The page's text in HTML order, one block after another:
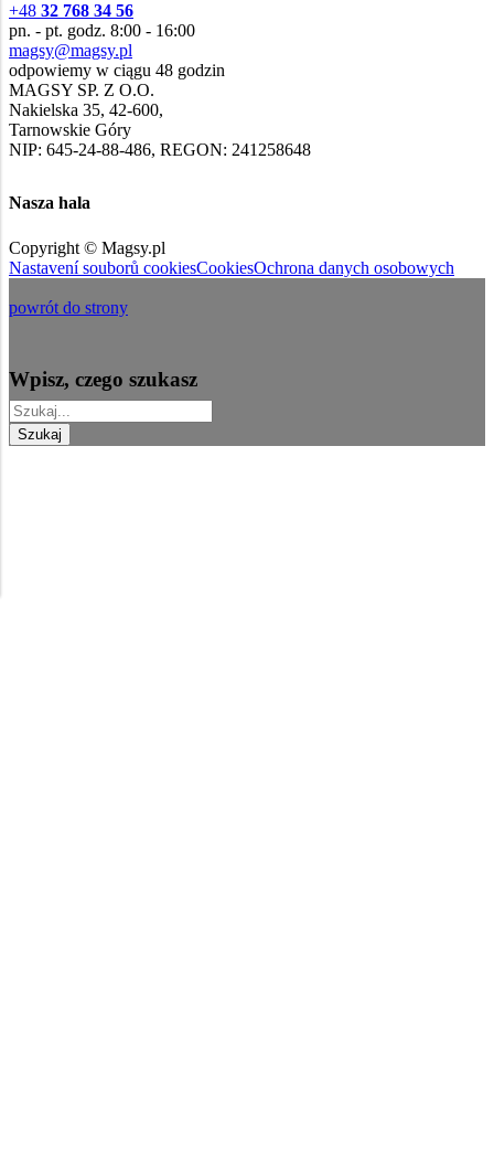
+48 32 768 34 56
pn. - pt. godz. 8:00 - 16:00
magsy@magsy.pl
odpowiemy w ciągu 48 godzin
MAGSY SP. Z O.O.
Nakielska 35, 42-600,
Tarnowskie Góry
NIP: 645-24-88-486, REGON: 241258648
Nasza hala
Copyright © Magsy.pl
Nastavení souborů cookiesCookiesOchrona danych osobowych
powrót do strony
Wpisz, czego szukasz